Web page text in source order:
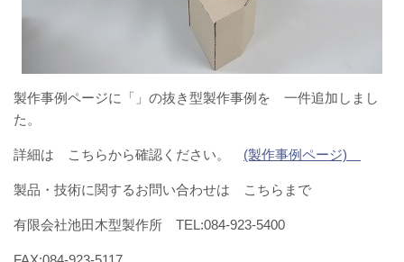
製作事例ページに「」の抜き型製作事例を 一件追加しまし
た。
詳細は こちらから確認ください。 (製作事例ページ)
製品・技術に関するお問い合わせは こちらまで
有限会社池田木型製作所 TEL:084-923-5400